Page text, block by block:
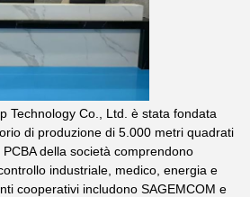
Technology Co., Ltd. è stata fondata
di produzione di 5.000 metri quadrati
della società comprendono
industriale, medico, energia e
cooperativi includono SAGEMCOM e